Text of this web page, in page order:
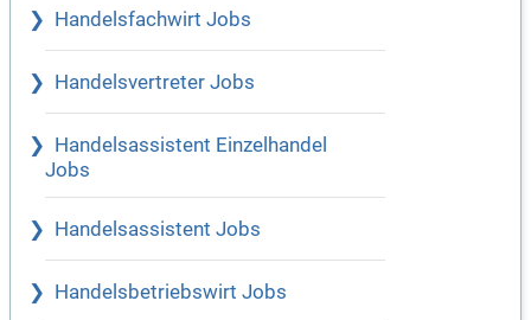
Handelsfachwirt Jobs
Handelsvertreter Jobs
Handelsassistent Einzelhandel
Jobs
Handelsassistent Jobs
Handelsbetriebswirt Jobs